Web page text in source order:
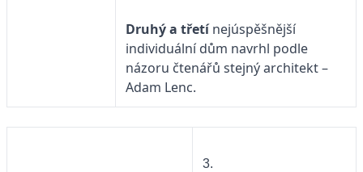
Druhý a třetí nejúspěšnější
individuální dům navrhl podle
názoru čtenářů stejný architekt –
Adam Lenc.
3.